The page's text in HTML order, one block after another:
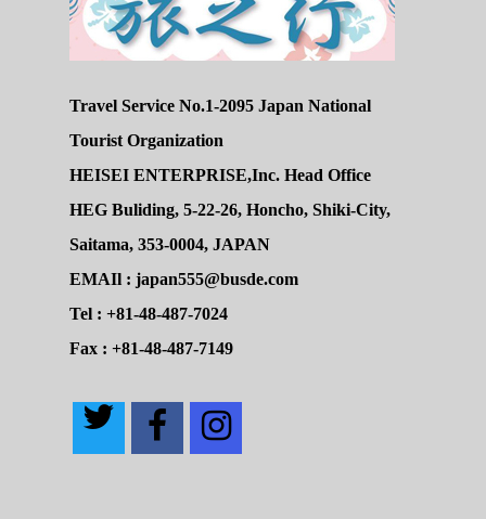
Travel Service No.1-2095 Japan National
Tourist Organization
HEISEI ENTERPRISE,Inc. Head Office
HEG Buliding, 5-22-26, Honcho, Shiki-City,
Saitama, 353-0004, JAPAN
EMAIl : japan555@busde.com
Tel : +81-48-487-7024
Fax : +81-48-487-7149